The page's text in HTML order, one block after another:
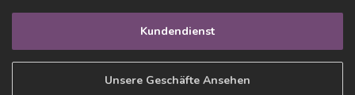
Kundendienst
Unsere Geschäfte Ansehen